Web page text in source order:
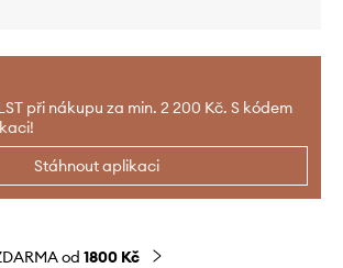
při nákupu za min. 2 200 Kč. S kódem
Stáhnout aplikaci
od 1800 Kč